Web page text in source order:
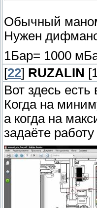
Обычный
Нужен
1Бар= 1000
[22] RUZALIN
Вот здесь
Когда на
а когда на
задаёте